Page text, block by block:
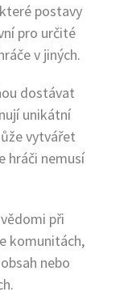
postavy
pro určité
v jiných.
dostávat
unikátní
vytvářet
hráči nemusí
při
komunitách,
nebo